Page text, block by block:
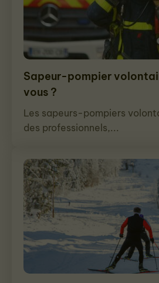
Sapeur-pompier
vous ?
Les sapeurs-pompiers
des professionnels,...